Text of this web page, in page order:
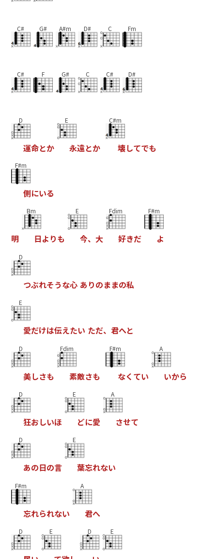
C# G# A#m D# C Fm
C# F G# C C# D#
D
運命とか
E
永遠とか
C#m
壊してでも
F#m
側にいる
明
Bm
日よ りも
E
今、 大
Fdim
好きだ
F#m
よ
D
つぶれそうな心 あ りのままの私
E
愛だけは伝えたい ただ、 君へと
D
美しさも
Fdim
素敵さも
F#m
なく てい
A
いから
D
狂おしいほ
E
どに愛
A
させて
D
あの日の言
E
葉忘れない
F#m
忘れられない
A
君へ
D E D E